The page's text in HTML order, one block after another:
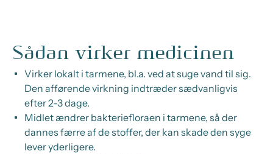
Sådan virker medicinen
Virker lokalt i tarmene, bl.a. ved at suge vand til sig.
Den afførende virkning indtræder sædvanligvis
efter 2-3 dage.
Midlet ændrer bakteriefloraen i tarmene, så der
dannes færre af de stoffer, der kan skade den syge
lever yderligere.